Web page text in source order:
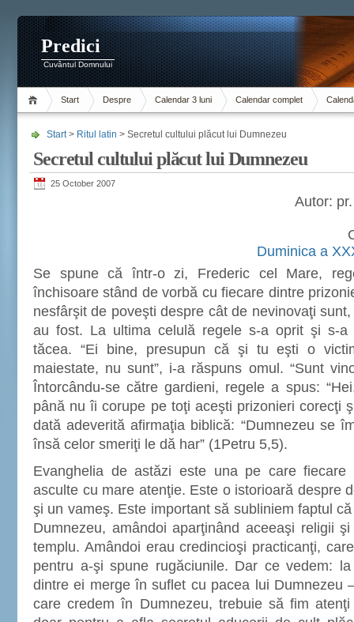
Predici
Cuvântul Domnului
Start Despre Calendar 3 luni Calendar complet
Start> Ritul latin > Secretul cultului plăcut lui Dumnezeu
Secretul cultului plăcut lui Dumnezeu
25 October 2007
Autor:
Duminica a
Se spune că într-o zi, Frederic cel Mare,
închisoare stând de vorbă cu fiecare dintre
nesfârşit de poveşti despre cât de nevinovaţi
au fost. La ultima celulă regele s-a oprit şi s-a
tăcea. “Ei bine, presupun că şi tu eşti o
maiestate, nu sunt”, i-a răspuns omul. “Sunt
Întorcându-se către gardieni, regele a spus:
până nu îi corupe pe toţi aceşti prizonieri corecţi
dată adeverită afirmaţia biblică: “Dumnezeu se
însă celor smeriţi le dă har” (1Petru 5,5).
Evanghelia de astăzi este una pe care
asculte cu mare atenţie. Este o istorioară despre
şi un vameş. Este important să subliniem faptul
Dumnezeu, amândoi aparţinând aceeaşi religii
templu. Amândoi erau credincioşi practicanţi,
pentru a-şi spune rugăciunile. Dar ce vedem:
dintre ei merge în suflet cu pacea lui Dumnezeu
care credem în Dumnezeu, trebuie să fim